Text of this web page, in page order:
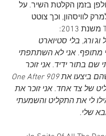
בזמן הקלטת השיר. על
לוויסהון, וכך צוטט
וג'ורג', בלי סטיוארט
מתופף. אני לא השתתפתי
שם בתור ידיד. אני זוכר
של צד אחד. אני זוכר את
לי את התקליט והשמעתי
שלי.